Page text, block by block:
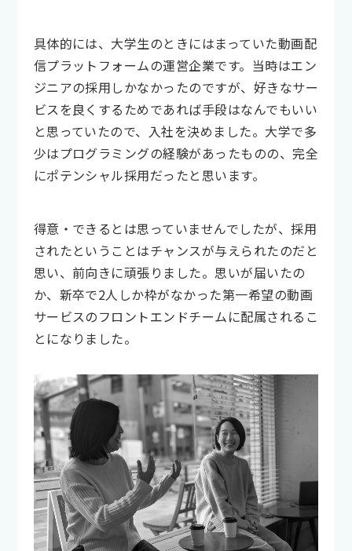
具体的には、大学生のときにはまっていた動画配
信プラットフォームの運営企業です。当時はエン
ジニアの採用しかなかったのですが、好きなサー
ビスを良くするためであれば手段はなんでもいい
と思っていたので、入社を決めました。大学で多
少はプログラミングの経験があったものの、完全
にポテンシャル採用だったと思います。
得意・できるとは思っていませんでしたが、採用
されたということはチャンスが与えられたのだと
思い、前向きに頑張りました。思いが届いたの
か、新卒で2人しか枠がなかった第一希望の動画
サービスのフロントエンドチームに配属されるこ
とになりました。